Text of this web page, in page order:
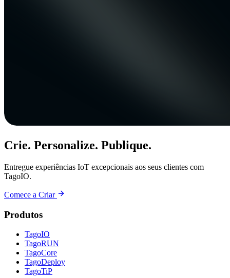
Crie. Personalize. Publique.
Entregue experiências IoT excepcionais aos seus clientes com
TagoIO.
Comece a Criar
Produtos
TagoIO
TagoRUN
TagoCore
TagoDeploy
TagoTiP